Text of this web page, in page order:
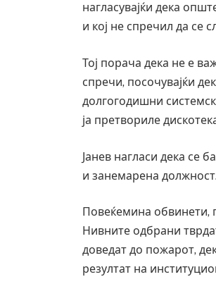
нагласувајќи дека
и кој не спречил да се
Тој порача дека не е
спречи, посочувајќи
долгогодишни
ја претвориле
Јанев нагласи дека се
и занемарена
Повеќемина обвинети,
Нивните одбрани
доведат до пожарот,
резултат на